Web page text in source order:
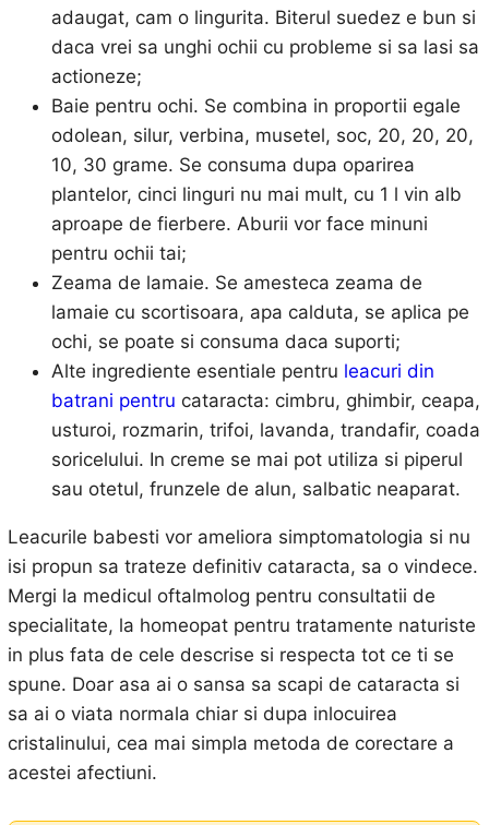
adaugat, cam o lingurita. Biterul suedez e bun si
daca vrei sa unghi ochii cu probleme si sa lasi sa
actioneze;
Baie pentru ochi. Se combina in proportii egale
odolean, silur, verbina, musetel, soc, 20, 20, 20,
10, 30 grame. Se consuma dupa oparirea
plantelor, cinci linguri nu mai mult, cu 1 l vin alb
aproape de fierbere. Aburii vor face minuni
pentru ochii tai;
Zeama de lamaie. Se amesteca zeama de
lamaie cu scortisoara, apa calduta, se aplica pe
ochi, se poate si consuma daca suporti;
Alte ingrediente esentiale pentru leacuri din
batrani pentru cataracta: cimbru, ghimbir, ceapa,
usturoi, rozmarin, trifoi, lavanda, trandafir, coada
soricelului. In creme se mai pot utiliza si piperul
sau otetul, frunzele de alun, salbatic neaparat.
Leacurile babesti vor ameliora simptomatologia si nu
isi propun sa trateze definitiv cataracta, sa o vindece.
Mergi la medicul oftalmolog pentru consultatii de
specialitate, la homeopat pentru tratamente naturiste
in plus fata de cele descrise si respecta tot ce ti se
spune. Doar asa ai o sansa sa scapi de cataracta si
sa ai o viata normala chiar si dupa inlocuirea
cristalinului, cea mai simpla metoda de corectare a
acestei afectiuni.